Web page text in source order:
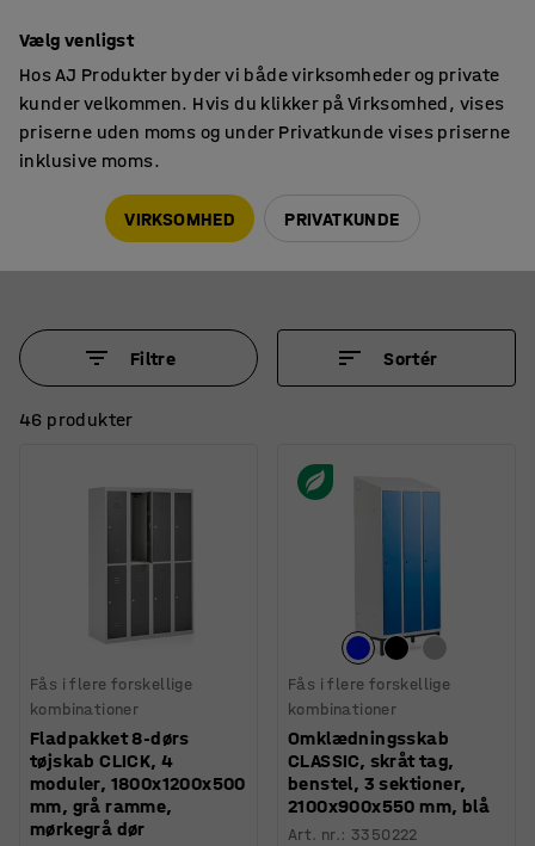
Omklædningsskabe og garderobeskabe med
Filtre Sortér
46 produkter
Fås i flere forskellige
kombinationer
Fladpakket 8-dørs
tøjskab CLICK, 4
moduler, 1800x1200x500
mm, grå ramme,
mørkegrå dør
Fås i flere forskellige
kombinationer
Omklædningsskab
CLASSIC, skråt tag,
benstel, 3 sektioner,
2100x900x550 mm, blå
Art. nr.: 3350222
Vælg venligst
Hos AJ Produkter byder vi både virksomheder og private
kunder velkommen. Hvis du klikker på Virksomhed, vises
priserne uden moms og under Privatkunde vises priserne
inklusive moms.
VIRKSOMHED PRIVATKUNDE